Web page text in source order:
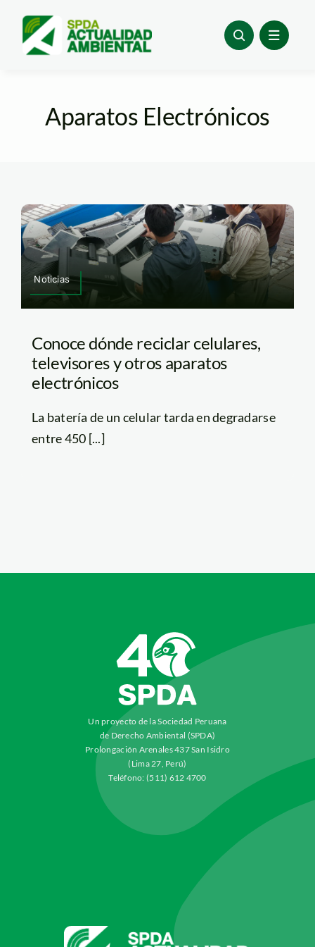
content
Aparatos Electrónicos
Noticias
Conoce dónde reciclar celulares,
televisores y otros aparatos
electrónicos
La batería de un celular tarda en degradarse
entre 450 [...]
Un proyecto de la Sociedad Peruana
de Derecho Ambiental (SPDA)
Prolongación Arenales 437 San Isidro
(Lima 27, Perú)
Teléfono: (511) 612 4700